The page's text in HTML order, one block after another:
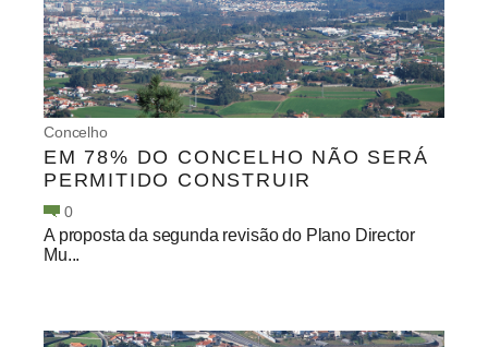
Concelho
EM 78% DO CONCELHO NÃO SERÁ
PERMITIDO CONSTRUIR
0
A proposta da segunda revisão do Plano Director
Mu...